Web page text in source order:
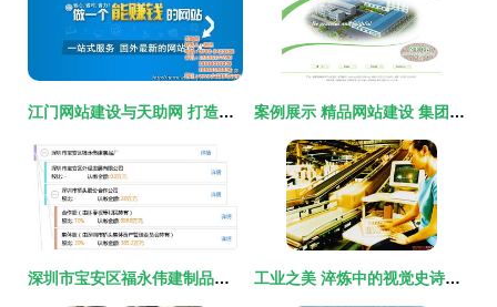
江门网站建设与天助网 打造高清视觉下的企业数字名片 案例展示 精品网站建设 集团网站建设 上市公司网站建设 活动官网建设 中硕网络 12年建站,专业专注
深圳市宝安区福永伟建制品厂网页与网站设计全解析 工业之美 淬炼中的视觉史诗——工业产品图片壁纸与86个网页设计灵感